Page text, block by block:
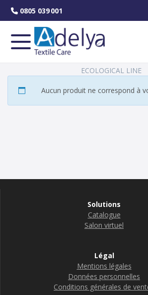
0805 039 001
ECOLOGICAL LINE
Aucun produit ne correspond à
Solutions
Catalogue
Salon virtuel
Légal
Mentions légales
Données personnelles
Conditions générales de